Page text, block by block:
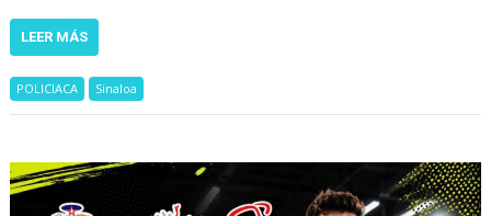
LEER MÁS
POLICIACA Sinaloa